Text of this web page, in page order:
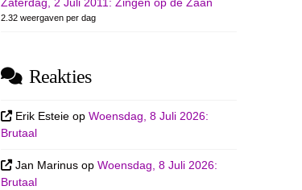
Zaterdag, 2 Juli 2011: Zingen op de Zaan
2.32 weergaven per dag
Reakties
Erik Esteie opWoensdag, 8 Juli 2026:
Brutaal
Jan Marinus opWoensdag, 8 Juli 2026:
Brutaal